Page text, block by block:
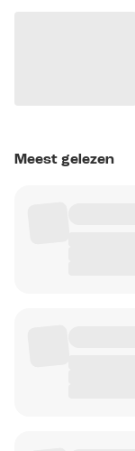
Meest gelezen